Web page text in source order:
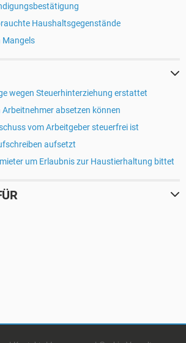
Haushaltsgegenstände
Mangels
wegen Steuerhinterziehung erstattet
Arbeitnehmer absetzen können
vom Arbeitgeber steuerfrei ist
aufsetzt
um Erlaubnis zur Haustierhaltung bittet